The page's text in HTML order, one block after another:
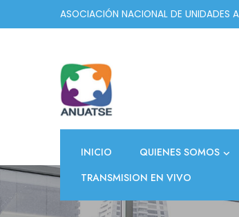
to
ASOCIACIÓN NACIONAL DE UNIDADES
INICIO QUIENES SOMOS
TRANSMISION EN VIVO